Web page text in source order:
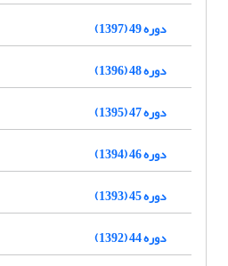
دوره 49 (1397)
دوره 48 (1396)
دوره 47 (1395)
دوره 46 (1394)
دوره 45 (1393)
دوره 44 (1392)